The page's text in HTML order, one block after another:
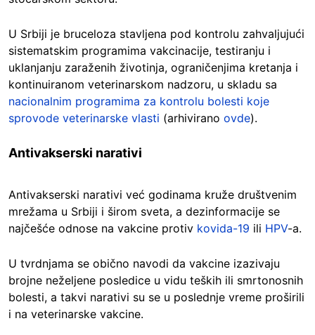
U Srbiji je bruceloza stavljena pod kontrolu zahvaljujući
sistematskim programima vakcinacije, testiranju i
uklanjanju zaraženih životinja, ograničenjima kretanja i
kontinuiranom veterinarskom nadzoru, u skladu sa
nacionalnim programima za kontrolu bolesti koje
sprovode veterinarske vlasti (arhivirano ovde).
Antivakserski narativi
Antivakserski narativi već godinama kruže društvenim
mrežama u Srbiji i širom sveta, a dezinformacije se
najčešće odnose na vakcine protiv kovida-19 ili HPV-a.
U tvrdnjama se obično navodi da vakcine izazivaju
brojne neželjene posledice u vidu teških ili smrtonosnih
bolesti, a takvi narativi su se u poslednje vreme proširili
i na veterinarske vakcine.